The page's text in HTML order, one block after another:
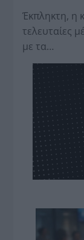
Έκπληκτη, η
τελευταίες
με τα…